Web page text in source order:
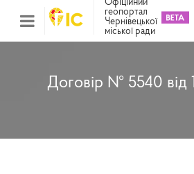
Офіційний
геопортал
Чернівецької
міської ради
Договір № 5540 від